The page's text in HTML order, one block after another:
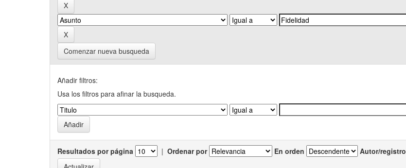
Comenzar nueva busqueda
Añadir filtros:
Usa los filtros para afinar la busqueda.
Resultados por página | Ordenar por En orden Autor/registro